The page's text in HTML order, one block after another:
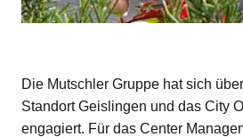
Die Mutschler Gruppe hat sich
Standort Geislingen und das City
engagiert. Für das Center